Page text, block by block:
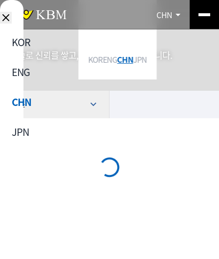
CHN
KORENGCHNJPN
KOR
ENG
CHN
JPN
기술로 신뢰를 쌓고, 소재로 산업을 연결합니다.
选择